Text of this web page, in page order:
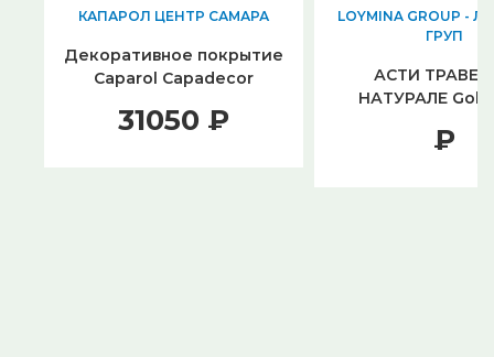
КАПАРОЛ ЦЕНТР САМАРА
Декоративное покрытие
Caparol Capadecor
31050 ₽
LOYMINA GROUP -
ГРУП
АСТИ
НАТУРАЛЕ
₽